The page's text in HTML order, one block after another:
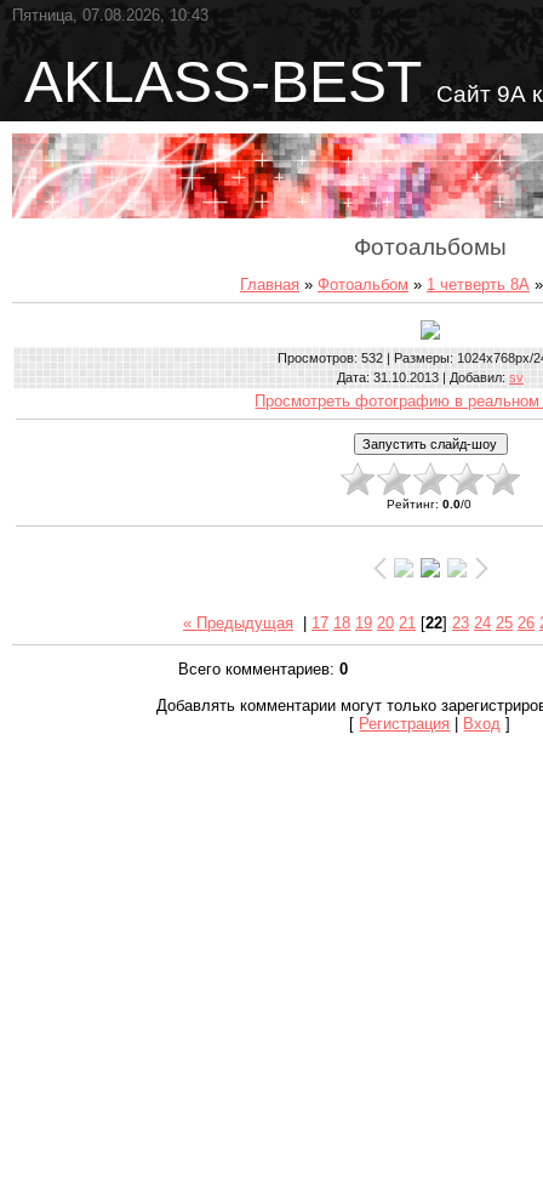
Пятница, 07.08.2026, 10:43
AKLASS-BEST Сайт 9А
Фотоальбомы
Главная » Фотоальбом » 1 четверть 8А
Просмотров: 532 | Размеры: 1024x768px/
Дата: 31.10.2013 | Добавил: sv
Просмотреть фотографию в реальном
Рейтинг:0.0/0
« Предыдущая 17 18 19 20 21 [22] 23 24 25 26
Всего комментариев: 0
Добавлять комментарии могут только
[ Регистрация | Вход ]